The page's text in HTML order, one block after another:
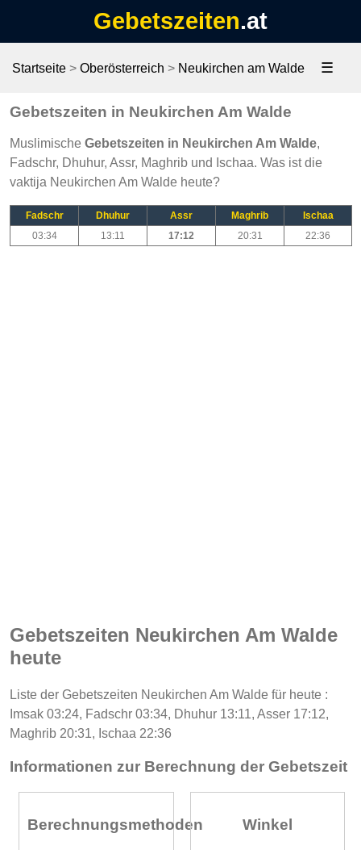
Gebetszeiten.at
Startseite> Oberösterreich > Neukirchen am Walde ☰
Gebetszeiten in Neukirchen Am Walde
Muslimische Gebetszeiten in Neukirchen Am Walde,
Fadschr, Dhuhur, Assr, Maghrib und Ischaa. Was ist die
vaktija Neukirchen Am Walde heute?
Fadschr Dhuhur Assr Maghrib
Ischaa
03:34
13:11 17:12 20:31 22:36
Gebetszeiten Neukirchen Am Walde
heute
Liste der Gebetszeiten Neukirchen Am Walde für heute :
Imsak 03:24, Fadschr 03:34, Dhuhur 13:11, Asser 17:12,
Maghrib 20:31, Ischaa 22:36
Informationen zur Berechnung der Gebetszeit
Berechnungsmethoden Winkel